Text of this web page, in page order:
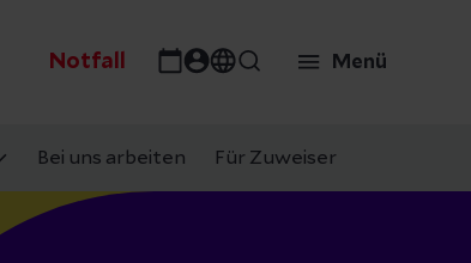
Notfall Menü
Bei uns arbeiten Für Zuweiser